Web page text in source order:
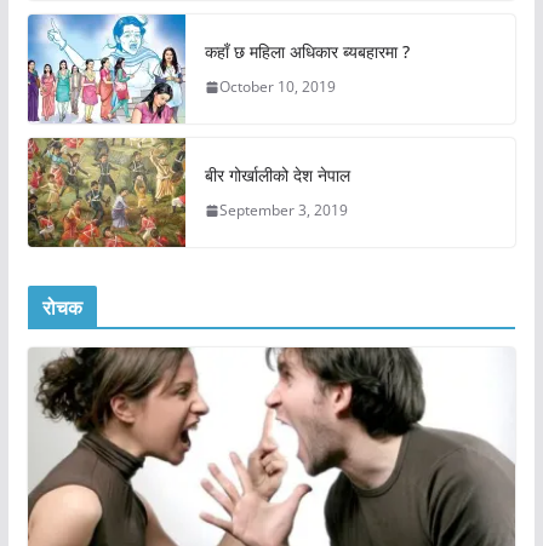
कहाँ छ महिला अधिकार ब्यबहारमा ?
October 10, 2019
बीर गोर्खालीको देश नेपाल
September 3, 2019
रोचक